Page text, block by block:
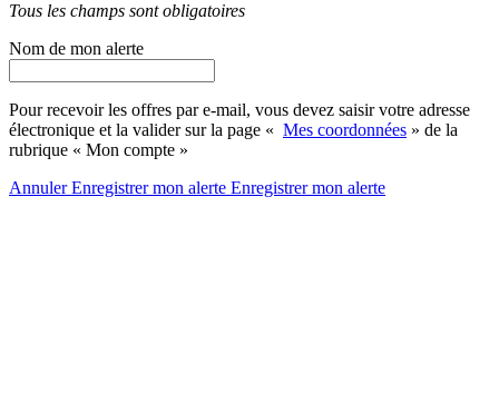
Tous les champs sont obligatoires
Nom de mon alerte
Pour recevoir les offres par e-mail, vous devez saisir votre adresse
électronique et la valider sur la page « Mes coordonnées » de la
rubrique « Mon compte »
AnnulerEnregistrer mon alerte Enregistrermon alerte